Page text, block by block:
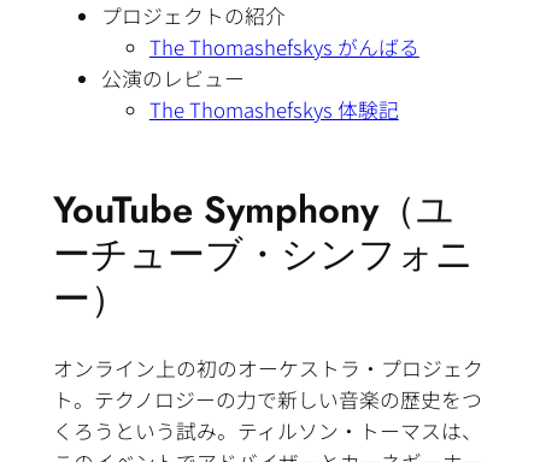
プロジェクトの紹介
The Thomashefskys がんばる
公演のレビュー
The Thomashefskys 体験記
YouTube Symphony（ユ
ーチューブ・シンフォニ
ー）
オンライン上の初のオーケストラ・プロジェク
ト。テクノロジーの力で新しい音楽の歴史をつ
くろうという試み。ティルソン・トーマスは、